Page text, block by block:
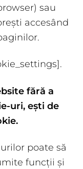
sau
accesând
fără a
uri, ești de
poate să
funcții și